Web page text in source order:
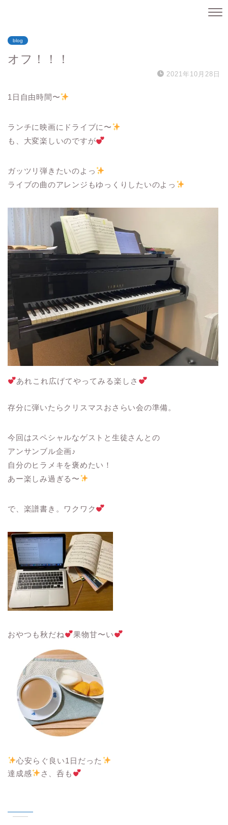
blog
オフ！！！
2021年10月28日
1日自由時間〜
ランチに映画にドライブに〜
も、大変楽しいのですが
ガッツリ弾きたいのよっ
ライブの曲のアレンジもゆっくりしたいのよっ
あれこれ広げてやってみる楽しさ
存分に弾いたらクリスマスおさらい会の準備。
今回はスペシャルなゲストと生徒さんとの
アンサンブル企画♪
自分のヒラメキを褒めたい！
あー楽しみ過ぎる〜
で、楽譜書き。ワクワク
おやつも秋だね 果物甘〜い
心安らぐ良い1日だった
達成感
さ、呑も